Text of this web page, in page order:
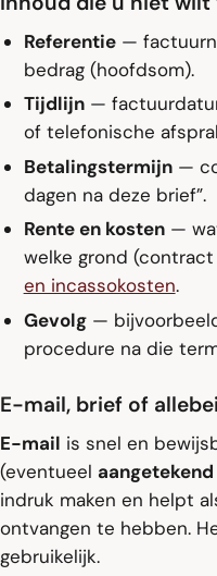
Referentie—
bedrag (hoofdsom).
Tijdlijn—
of telefonische
Betalingstermijn—
dagen na deze brief”.
Rente en kosten—
welke grond
en incassokosten.
Gevolg—
procedure na die
E-mail, brief of
E-mail is snel en
(eventueel aangetekend
indruk maken en helpt
ontvangen te hebben.
gebruikelijk.